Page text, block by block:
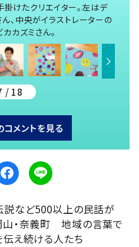
掛けたクリエイター。左はデ
、中央がイラストレーターの
カズミさん。
/ 18
メントを見る
説など500以上の民話が
山・奈義町 地域の言葉で
え続ける人たち